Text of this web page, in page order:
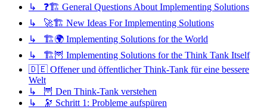
↳ ❓🏗️ General Questions About Implementing Solutions
↳ 🚀🏗️ New Ideas For Implementing Solutions
↳ 🏗️🌍 Implementing Solutions for the World
↳ 🏗️🦉 Implementing Solutions for the Think Tank Itself
🇩🇪 Offener und öffentlicher Think-Tank für eine bessere
Welt
↳ 🦉 Den Think-Tank verstehen
↳ 🔭 Schritt 1: Probleme aufspüren